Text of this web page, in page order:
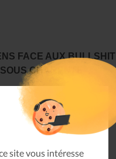
site vous intéresse
FACE AUX BULLSHIT
CHARENTE